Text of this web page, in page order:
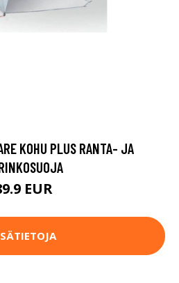
KOHU PLUS RANTA- JA
EUR